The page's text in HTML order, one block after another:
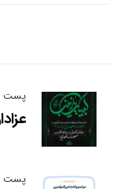
پست
پست